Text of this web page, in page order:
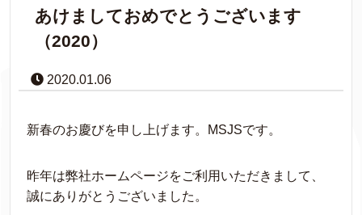
あけましておめでとうございます
（2020）
2020.01.06
新春のお慶びを申し上げます。MSJSです。
昨年は弊社ホームページをご利用いただきまして、
誠にありがとうございました。